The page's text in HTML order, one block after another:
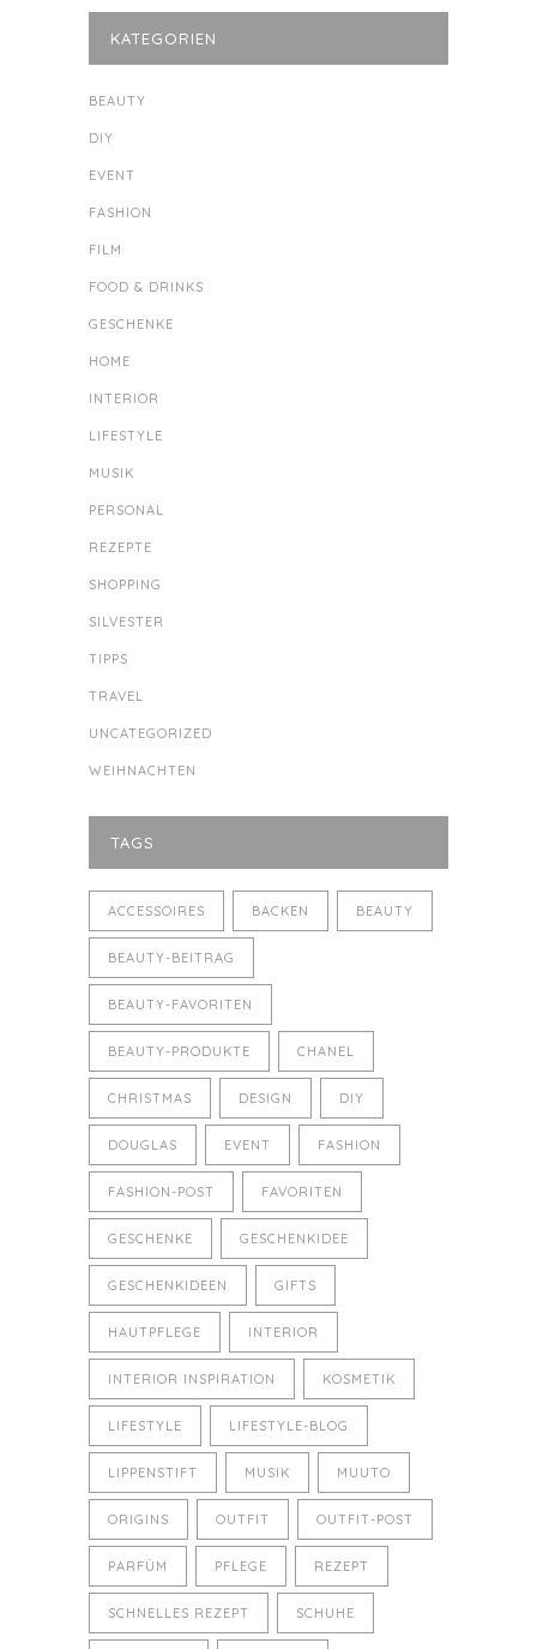
KATEGORIEN
BEAUTY
DIY
EVENT
FASHION
FILM
FOOD & DRINKS
GESCHENKE
HOME
INTERIOR
LIFESTYLE
MUSIK
PERSONAL
REZEPTE
SHOPPING
SILVESTER
TIPPS
TRAVEL
UNCATEGORIZED
WEIHNACHTEN
TAGS
ACCESSOIRES BACKEN BEAUTY
BEAUTY-BEITRAG
BEAUTY-FAVORITEN
BEAUTY-PRODUKTE CHANEL
CHRISTMAS DESIGN DIY
DOUGLAS EVENT FASHION
FASHION-POST FAVORITEN
GESCHENKE GESCHENKIDEE
GESCHENKIDEEN GIFTS
HAUTPFLEGE INTERIOR
INTERIOR INSPIRATION KOSMETIK
LIFESTYLE LIFESTYLE-BLOG
LIPPENSTIFT MUSIK MUUTO
ORIGINS OUTFIT OUTFIT-POST
PARFÜM PFLEGE REZEPT
SCHNELLES REZEPT SCHUHE